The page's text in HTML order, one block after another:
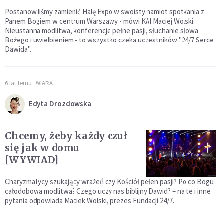
Postanowiliśmy zamienić Halę Expo w swoisty namiot spotkania z
Panem Bogiem w centrum Warszawy - mówi KAI Maciej Wolski.
Nieustanna modlitwa, konferencje pełne pasji, słuchanie słowa
Bożego i uwielbieniem - to wszystko czeka uczestników "24/7 Serce
Dawida".
6 lat temu WIARA
Edyta Drozdowska
Chcemy, żeby każdy czuł
się jak w domu
[WYWIAD]
Charyzmatycy szukający wrażeń czy Kościół pełen pasji? Po co Bogu
całodobowa modlitwa? Czego uczy nas biblijny Dawid? – na te i inne
pytania odpowiada Maciek Wolski, prezes Fundacji 24/7.